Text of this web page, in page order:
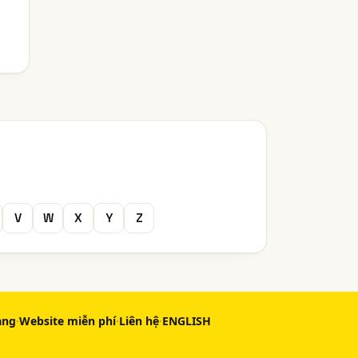
V W X Y Z
·Website miễn phí·Liên hệ·ENGLISH